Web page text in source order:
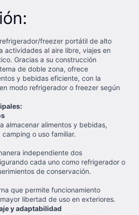
freezer portátil de alto
actividades al aire libre, viajes en
Gracias a su construcción
de doble zona, ofrece
y bebidas eficiente, con la
modo refrigerador o freezer según
almacenar alimentos y bebidas,
o uso familiar.
independiente dos
cada uno como refrigerador o
de conservación.
que permite funcionamiento
libertad de uso en exteriores.
y adaptabilidad